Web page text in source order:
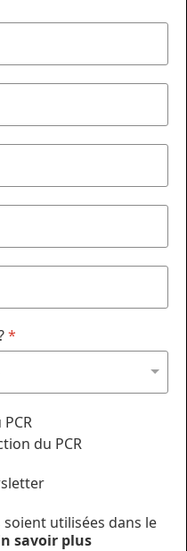
*
du PCR
soient utilisées dans le
savoir plus